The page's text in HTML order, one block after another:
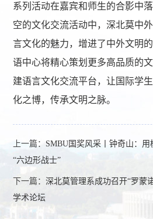
系列活动在嘉宾和师生的合影中
空的文化交流活动中，深北莫中
言文化的魅力，增进了中外文明
语中心将精心策划更多高品质的
建语言文化交流平台，让国际学
化之博，传承文明之脉。
上一篇：SMBU国奖风采丨钟奇山：
“六边形战士”
下一篇：深北莫管理系成功召开“罗蒙
学术论坛